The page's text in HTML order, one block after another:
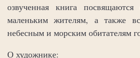
озвученная книга
маленьким жителям, а также
небесным и морским обитателям
О художнике: